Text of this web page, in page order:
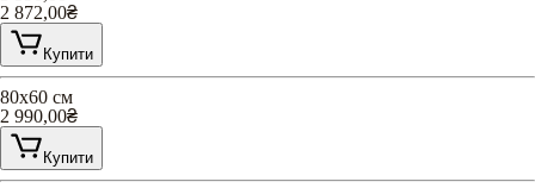
2 872,00₴
Купити
80х60 см
2 990,00₴
Купити